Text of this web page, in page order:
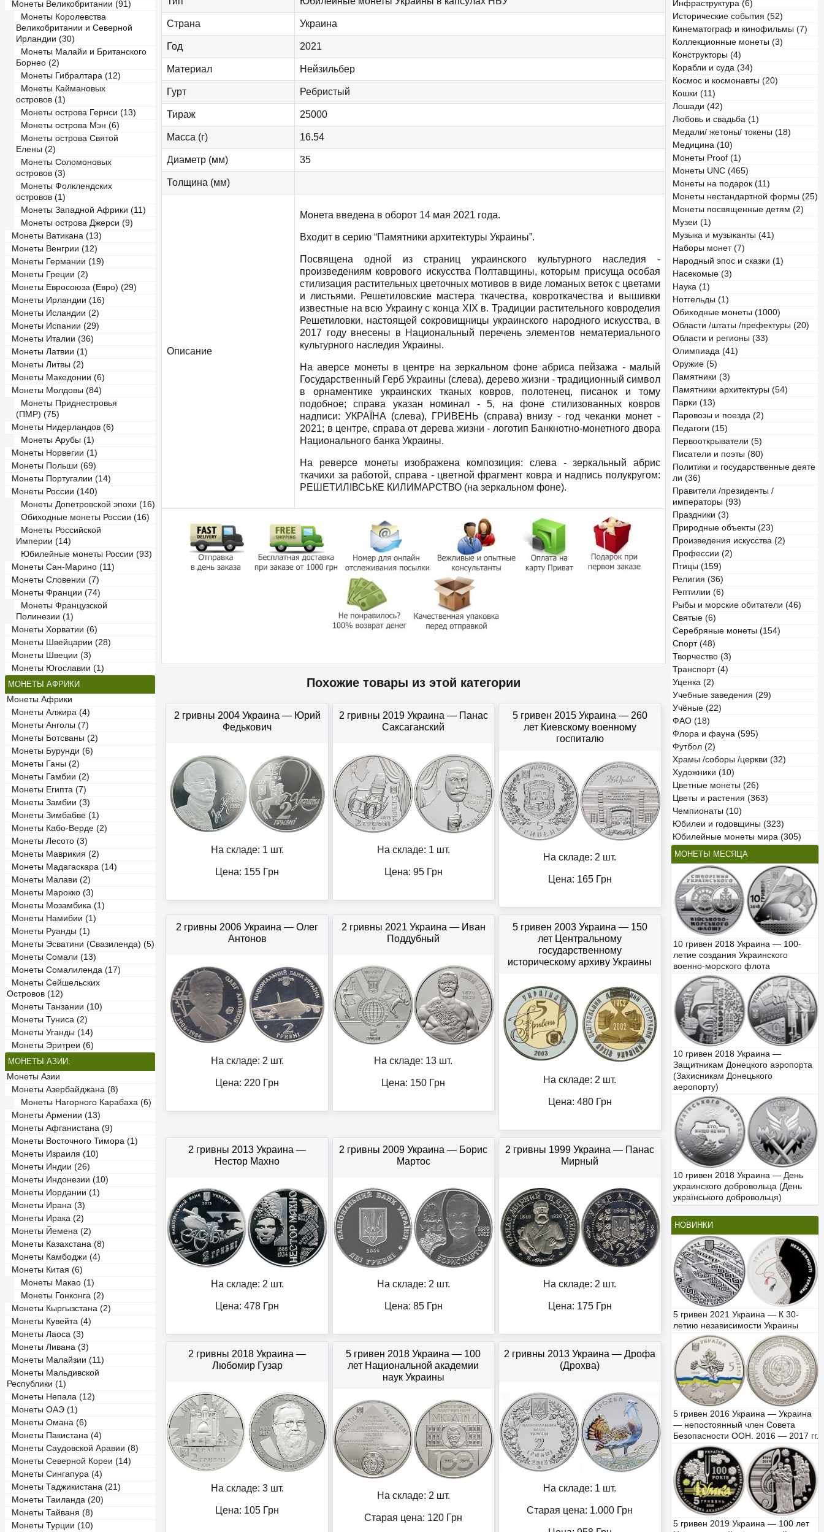
Монеты Великобритании (91)
Монеты Королевства
Великобритании и Северной
Ирландии (30)
Монеты Малайи и Британского
Борнео (2)
Монеты Гибралтара (12)
Монеты Каймановых
островов (1)
Монеты острова Гернси (13)
Монеты острова Мэн (6)
Монеты острова Святой
Елены (2)
Монеты Соломоновых
островов (3)
Монеты Фолклендских
островов (1)
Монеты Западной Африки (11)
Монеты острова Джерси (9)
Монеты Ватикана (13)
Монеты Венгрии (12)
Монеты Германии (19)
Монеты Греции (2)
Монеты Евросоюза (Евро) (29)
Монеты Ирландии (16)
Монеты Исландии (2)
Монеты Испании (29)
Монеты Италии (36)
Монеты Латвии (1)
Монеты Литвы (2)
Монеты Македонии (6)
Монеты Молдовы (84)
Монеты Приднестровья
(ПМР) (75)
Монеты Нидерландов (6)
Монеты Арубы (1)
Монеты Норвегии (1)
Монеты Польши (69)
Монеты Португалии (14)
Монеты России (140)
Монеты Допетровской эпохи (16)
Обиходные монеты России (16)
Монеты Российской
Империи (14)
Юбилейные монеты России (93)
Монеты Сан-Марино (11)
Монеты Словении (7)
Монеты Франции (74)
Монеты Французской
Полинезии (1)
Монеты Хорватии (6)
Монеты Швейцарии (28)
Монеты Швеции (3)
Монеты Югославии (1)
МОНЕТЫ АФРИКИ
Монеты Африки
Монеты Алжира (4)
Монеты Анголы (7)
Монеты Ботсваны (2)
Монеты Бурунди (6)
Монеты Ганы (2)
Монеты Гамбии (2)
Монеты Египта (7)
Монеты Замбии (3)
Монеты Зимбабве (1)
Монеты Кабо-Верде (2)
Монеты Лесото (3)
Монеты Маврикия (2)
Монеты Мадагаскара (14)
Монеты Малави (2)
Монеты Марокко (3)
Монеты Мозамбика (1)
Монеты Намибии (1)
Монеты Руанды (1)
Монеты Эсватини (Свазиленда) (5)
Монеты Сомали (13)
Монеты Сомалиленда (17)
Монеты Сейшельских
Островов (12)
Монеты Танзании (10)
Монеты Туниса (2)
Монеты Уганды (14)
Монеты Эритреи (6)
МОНЕТЫ АЗИИ:
Монеты Азии
Монеты Азербайджана (8)
Монеты Нагорного Карабаха (6)
Монеты Армении (13)
Монеты Афганистана (9)
Монеты Восточного Тимора (1)
Монеты Израиля (10)
Монеты Индии (26)
Монеты Индонезии (10)
Монеты Иордании (1)
Монеты Ирана (3)
Монеты Ирака (2)
Монеты Йемена (2)
Монеты Казахстана (8)
Монеты Камбоджи (4)
Монеты Китая (6)
Монеты Макао (1)
Монеты Гонконга (2)
Монеты Кыргызстана (2)
Монеты Кувейта (4)
Монеты Лаоса (3)
Монеты Ливана (3)
Монеты Малайзии (11)
Монеты Мальдивской
Республики (1)
Монеты Непала (12)
Монеты ОАЭ (1)
Монеты Омана (6)
Монеты Пакистана (4)
Монеты Саудовской Аравии (8)
Монеты Северной Кореи (14)
Монеты Сингапура (4)
Монеты Таджикистана (21)
Монеты Таиланда (20)
Монеты Тайваня (8)
Монеты Турции (10)
Инфраструктура (6)
Исторические события (52)
Кинематограф и кинофильмы (7)
Коллекционные монеты (3)
Конструкторы (4)
Корабли и суда (34)
Космос и космонавты (20)
Кошки (11)
Лошади (42)
Любовь и свадьба (1)
Медали/ жетоны/ токены (18)
Медицина (10)
Монеты Proof (1)
Монеты UNC (465)
Монеты на подарок (11)
Монеты нестандартной формы (25)
Монеты посвященные детям (2)
Музеи (1)
Музыка и музыканты (41)
Наборы монет (7)
Народный эпос и сказки (1)
Насекомые (3)
Наука (1)
Нотгельды (1)
Обиходные монеты (1000)
Области /штаты /префектуры (20)
Области и регионы (33)
Олимпиада (41)
Оружие (5)
Памятники (3)
Памятники архитектуры (54)
Парки (13)
Паровозы и поезда (2)
Педагоги (15)
Первооткрыватели (5)
Писатели и поэты (80)
Политики и государственные деяте
ли (36)
Правители /президенты /
императоры (93)
Праздники (3)
Природные объекты (23)
Произведения искусства (2)
Профессии (2)
Птицы (159)
Религия (36)
Рептилии (6)
Рыбы и морские обитатели (46)
Святые (6)
Серебряные монеты (154)
Спорт (48)
Творчество (3)
Транспорт (4)
Уценка (2)
Учебные заведения (29)
Учёные (22)
ФАО (18)
Флора и фауна (595)
Футбол (2)
Храмы /соборы /церкви (32)
Художники (10)
Цветные монеты (26)
Цветы и растения (363)
Чемпионаты (10)
Юбилеи и годовщины (323)
Юбилейные монеты мира (305)
МОНЕТЫ МЕСЯЦА
10 гривен 2018 Украина — 100-
летие создания Украинского
военно-морского флота
10 гривен 2018 Украина —
Защитникам Донецкого аэропорта
(Захисникам Донецького
аеропорту)
10 гривен 2018 Украина — День
украинского добровольца (День
українського добровольця)
НОВИНКИ
5 гривен 2021 Украина — К 30-
летию независимости Украины
5 гривен 2016 Украина — Украина
— непостоянный член Совета
Безопасности ООН. 2016 — 2017 гг.
5 гривен 2019 Украина — 100 лет
Страна Украина
Год 2021
Материал Нейзильбер
Гурт Ребристый
Тираж 25000
Масса (г) 16.54
Диаметр (мм) 35
Толщина (мм)
Описание
Монета введена в оборот 14 мая 2021 года.
Входит в серию “Памятники архитектуры Украины”.
Посвящена одной из страниц украинского культурного наследия -
произведениям коврового искусства Полтавщины, которым присуща особая
стилизация растительных цветочных мотивов в виде ломаных веток с цветами
и листьями. Решетиловские мастера ткачества, ковроткачества и вышивки
известные на всю Украину с конца XIX в. Традиции растительного ковроделия
Решетиловки, настоящей сокровищницы украинского народного искусства, в
2017 году внесены в Национальный перечень элементов нематериального
культурного наследия Украины.
На аверсе монеты в центре на зеркальном фоне абриса пейзажа - малый
Государственный Герб Украины (слева), дерево жизни - традиционный символ
в орнаментике украинских тканых ковров, полотенец, писанок и тому
подобное; справа указан номинал - 5, на фоне стилизованных ковров
надписи: УКРАЇНА (слева), ГРИВЕНЬ (справа) внизу - год чеканки монет -
2021; в центре, справа от дерева жизни - логотип Банкнотно-монетного двора
Национального банка Украины.
На реверсе монеты изображена композиция: слева - зеркальный абрис
ткачихи за работой, справа - цветной фрагмент ковра и надпись полукругом:
РЕШЕТИЛІВСЬКЕ КИЛИМАРСТВО (на зеркальном фоне).
Похожие товары из этой категории
2 гривны 2004 Украина — Юрий
Федькович
На складе: 1 шт.
Цена: 155 Грн
2 гривны 2019 Украина — Панас
Саксаганский
На складе: 1 шт.
Цена: 95Грн
5 гривен 2015 Украина — 260
лет Киевскому военному
госпиталю
На складе: 2 шт.
Цена: 165Грн
2 гривны 2006 Украина — Олег
Антонов
На складе: 2 шт.
Цена: 220 Грн
2 гривны 2021 Украина — Иван
Поддубный
На складе: 13 шт.
Цена: 150 Грн
5 гривен 2003 Украина — 150
лет Центральному
государственному
историческому архиву Украины
На складе: 2 шт.
Цена: 480Грн
2 гривны 2013 Украина —
Нестор Махно
На складе: 2 шт.
Цена:478 Грн
2 гривны 2009 Украина — Борис
Мартос
На складе: 2 шт.
Цена: 85Грн
2 гривны 1999 Украина — Панас
Мирный
На складе: 2 шт.
Цена: 175Грн
2 гривны 2018 Украина —
Любомир Гузар
На складе: 3 шт.
Цена: 105 Грн
5 гривен 2018 Украина — 100
лет Национальной академии
наук Украины
На складе: 2 шт.
Старая цена: 120 Грн
2 гривны 2013 Украина — Дрофа
(Дрохва)
На складе: 1 шт.
Старая цена: 1.000 Грн